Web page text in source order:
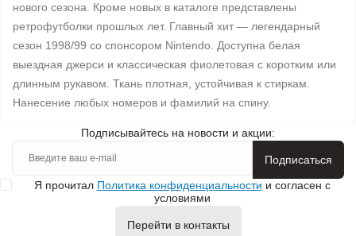
нового сезона. Кроме новых в каталоге представлены
ретрофутболки прошлых лет. Главный хит — легендарный
сезон 1998/99 со спонсором Nintendo. Доступна белая
выездная джерси и классическая фиолетовая с коротким или
длинным рукавом. Ткань плотная, устойчивая к стиркам.
Нанесение любых номеров и фамилий на спину.
Подписывайтесь на новости и акции:
Подписаться
Я прочитал Политика конфиденциальности и согласен с
условиями
Перейти в контакты